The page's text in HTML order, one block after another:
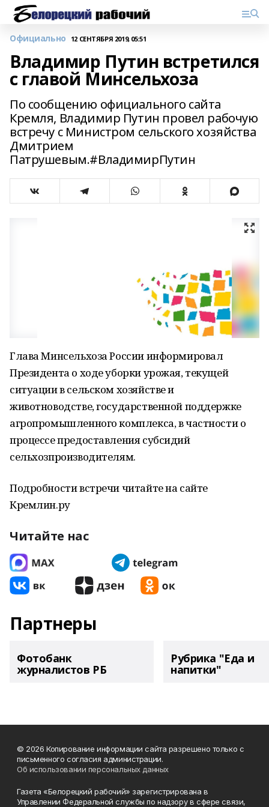
Официально 12 СЕНТЯБРЯ 2019, 05:51
Владимир Путин встретился
с главой Минсельхоза
По сообщению официального сайта
Кремля, Владимир Путин провел рабочую
встречу с Министром сельского хозяйства
Дмитрием
Патрушевым.#ВладимирПутин
Глава Минсельхоза России информировал
Президента о ходе уборки урожая, текущей
ситуации в сельском хозяйстве и
животноводстве, государственной поддержке
агропромышленного комплекса, в частности о
процессе предоставления субсидий
сельхозпроизводителям.
Подробности встречи читайте на сайте
Кремлин.ру
Читайте нас
Партнеры
Фотобанк
журналистов РБ
Рубрика "Еда и
напитки"
© 2026 Копирование информации сайта разрешено только с
письменного согласия администрации.
Об использовании персональных данных
Газета «Белорецкий рабочий» зарегистрирована в
Управлении Федеральной службы по надзору в сфере связи,